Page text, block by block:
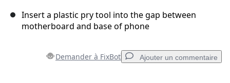
Insert a plastic pry tool into the gap between
motherboard and base of phone
Demander à FixBot Ajouter un commentaire